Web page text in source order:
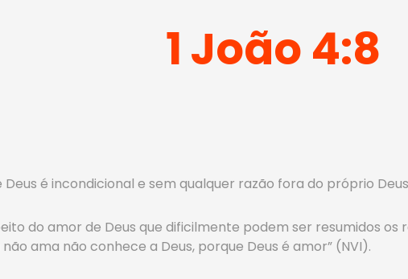
1 João 4:8
é incondicional e sem qualquer razão fora do próprio
do amor de Deus que dificilmente podem ser resumidos
ama não conhece a Deus, porque Deus é amor” (NVI).